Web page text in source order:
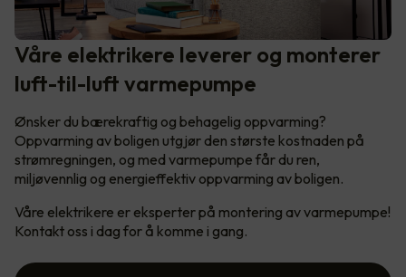
Våre elektrikere leverer og monterer
luft-til-luft varmepumpe
Ønsker du bærekraftig og behagelig oppvarming?
Oppvarming av boligen utgjør den største kostnaden på
strømregningen, og med varmepumpe får du ren,
miljøvennlig og energieffektiv oppvarming av boligen.
Våre elektrikere er eksperter på montering av varmepumpe!
Kontakt oss i dag for å komme i gang.